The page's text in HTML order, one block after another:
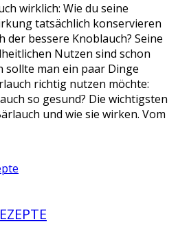
wirklich: Wie du seine
tatsächlich konservieren
der bessere Knoblauch? Seine
Nutzen sind schon
sollte man ein paar Dinge
richtig nutzen möchte:
so gesund? Die wichtigsten
und wie sie wirken. Vom